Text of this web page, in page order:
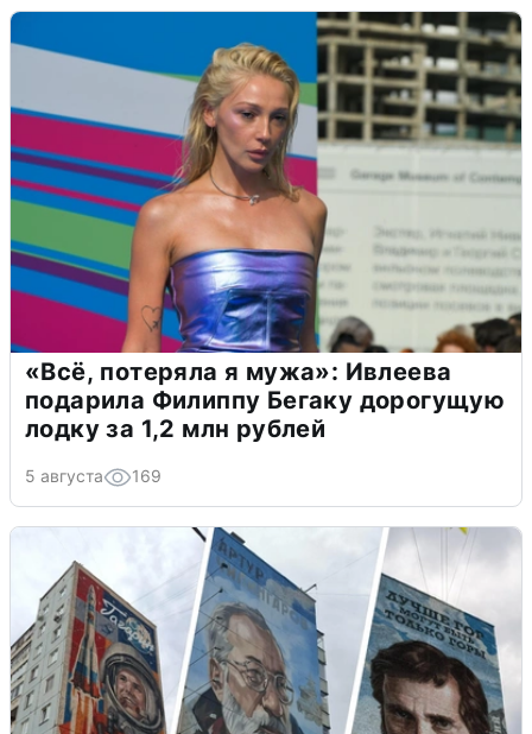
«Всё, потеряла я мужа»: Ивлеева
подарила Филиппу Бегаку дорогущую
лодку за 1,2 млн рублей
5 августа 169